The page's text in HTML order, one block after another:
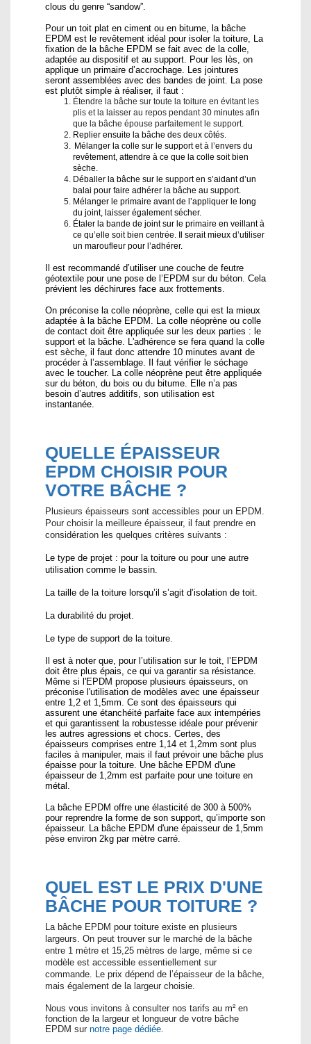
clous du genre “sandow”.
Pour un toit plat en ciment ou en bitume, la bâche
EPDM est le revêtement idéal pour isoler la toiture, La
fixation de la bâche EPDM se fait avec de la colle,
adaptée au dispositif et au support. Pour les lès, on
applique un primaire d’accrochage. Les jointures
seront assemblées avec des bandes de joint. La pose
est plutôt simple à réaliser, il faut :
Étendre la bâche sur toute la toiture en évitant les
plis et la laisser au repos pendant 30 minutes afin
que la bâche épouse parfaitement le support.
Replier ensuite la bâche des deux côtés.
Mélanger la colle sur le support et à l’envers du
revêtement, attendre à ce que la colle soit bien
sèche.
Déballer la bâche sur le support en s’aidant d’un
balai pour faire adhérer la bâche au support.
Mélanger le primaire avant de l’appliquer le long
du joint, laisser également sécher.
Étaler la bande de joint sur le primaire en veillant à
ce qu’elle soit bien centrée. Il serait mieux d’utiliser
un maroufleur pour l’adhérer.
Il est recommandé d’utiliser une couche de feutre
géotextile pour une pose de l’EPDM sur du béton. Cela
prévient les déchirures face aux frottements.
On préconise la colle néoprène, celle qui est la mieux
adaptée à la bâche EPDM. La colle néoprène ou colle
de contact doit être appliquée sur les deux parties : le
support et la bâche. L'adhérence se fera quand la colle
est sèche, il faut donc attendre 10 minutes avant de
procéder à l’assemblage. Il faut vérifier le séchage
avec le toucher. La colle néoprène peut être appliquée
sur du béton, du bois ou du bitume. Elle n’a pas
besoin d’autres additifs, son utilisation est
instantanée.
QUELLE ÉPAISSEUR
EPDM CHOISIR POUR
VOTRE BÂCHE ?
Plusieurs épaisseurs sont accessibles pour un EPDM.
Pour choisir la meilleure épaisseur, il faut prendre en
considération les quelques critères suivants :
Le type de projet : pour la toiture ou pour une autre
utilisation comme le bassin.
La taille de la toiture lorsqu’il s’agit d’isolation de toit.
La durabilité du projet.
Le type de support de la toiture.
Il est à noter que, pour l’utilisation sur le toit, l’EPDM
doit être plus épais, ce qui va garantir sa résistance.
Même si l'EPDM propose plusieurs épaisseurs, on
préconise l'utilisation de modèles avec une épaisseur
entre 1,2 et 1,5mm. Ce sont des épaisseurs qui
assurent une étanchéité parfaite face aux intempéries
et qui garantissent la robustesse idéale pour prévenir
les autres agressions et chocs. Certes, des
épaisseurs comprises entre 1,14 et 1,2mm sont plus
faciles à manipuler, mais il faut prévoir une bâche plus
épaisse pour la toiture. Une bâche EPDM d'une
épaisseur de 1,2mm est parfaite pour une toiture en
métal.
La bâche EPDM offre une élasticité de 300 à 500%
pour reprendre la forme de son support, qu’importe son
épaisseur. La bâche EPDM d'une épaisseur de 1,5mm
pèse environ 2kg par mètre carré.
QUEL EST LE PRIX D'UNE
BÂCHE POUR TOITURE ?
La bâche EPDM pour toiture existe en plusieurs
largeurs. On peut trouver sur le marché de la bâche
entre 1 mètre et 15,25 mètres de large, même si ce
modèle est accessible essentiellement sur
commande. Le prix dépend de l’épaisseur de la bâche,
mais également de la largeur choisie.
Nous vous invitons à consulter nos tarifs au m² en
fonction de la largeur et longueur de votre bâche
EPDM sur notre page dédiée